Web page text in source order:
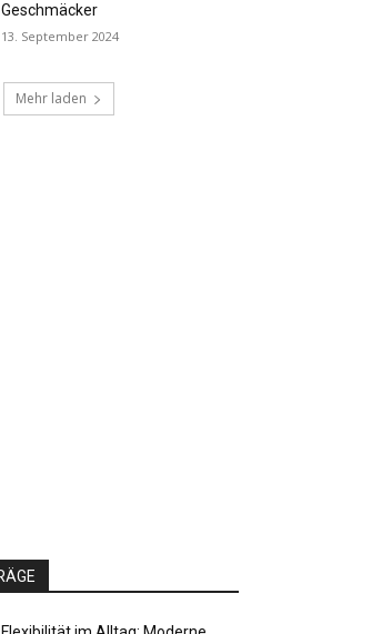
Geschmäcker
13. September 2024
Mehr laden